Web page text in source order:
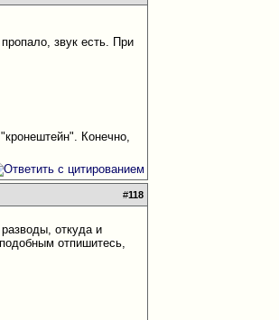
звук есть. При
Конечно,
#118
откуда и
отпишитесь,